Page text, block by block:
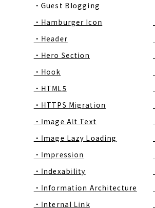
・Guest Blogging
・Hamburger Icon
・Header
・Hero Section
・Hook
・HTML5
・HTTPS Migration
・Image Alt Text
・Image Lazy Loading
・Impression
・Indexability
・Information Architecture
・Internal Link